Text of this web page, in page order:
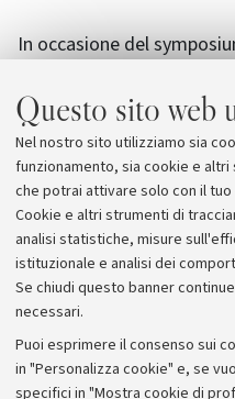
Questo sito web
Nel nostro sito utilizziamo sia
funzionamento, sia cookie e
che potrai attivare solo con il tuo
Cookie e altri strumenti di
analisi statistiche, misure
istituzionale e analisi dei
Se chiudi questo banner
necessari.
Puoi esprimere il consenso sui
in "Personalizza cookie" e, se
specifici in "Mostra cookie di
In occasione del
Alessandro Cecchini la
Fashion Research Italy; a
l’annuncio dell’apertura
Technology for Fashion